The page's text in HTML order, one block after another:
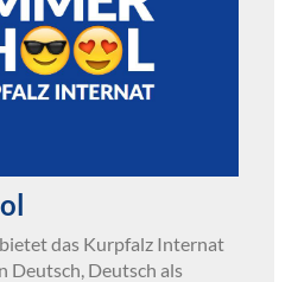
das Kurpfalz Internat
Deutsch, Deutsch als